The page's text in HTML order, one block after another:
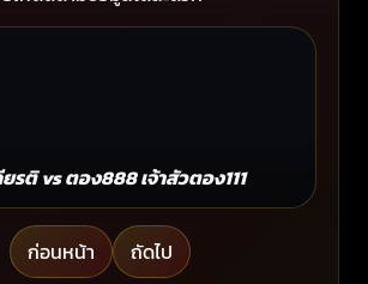
รติ vs ตอง888 เจ้าสัวตอง111
ก่อนหน้า ถัดไป